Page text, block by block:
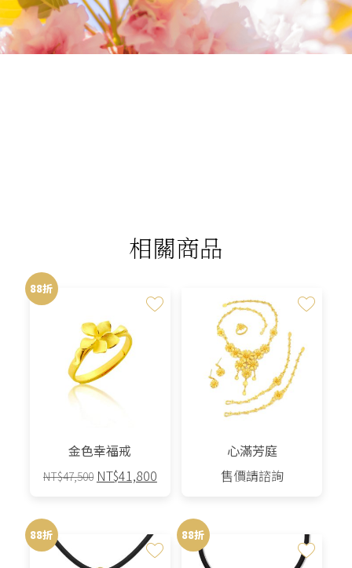
我們相信您值得最好的
相關商品
88折
金色幸福戒
NT$47,500 原
NT$47,500。
NT$41,800目
格：
NT$41,800。
心滿芳庭
售價請諮詢
88折 88折